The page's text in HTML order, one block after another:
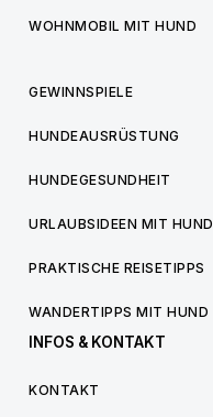
WOHNMOBIL MIT HUND
GEWINNSPIELE
HUNDEAUSRÜSTUNG
HUNDEGESUNDHEIT
URLAUBSIDEEN MIT HUND
PRAKTISCHE REISETIPPS
WANDERTIPPS MIT HUND
INFOS & KONTAKT
KONTAKT